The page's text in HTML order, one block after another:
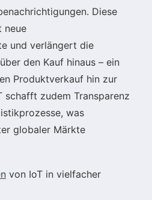
Diese
neue
und verlängert die
den Kauf hinaus – ein
Produktverkauf hin zur
schafft zudem Transparenz
was
globaler Märkte
von IoT in vielfacher